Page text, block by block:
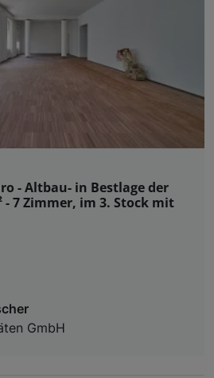
- Altbau- in Bestlage der
- 7 Zimmer, im 3. Stock mit
GmbH